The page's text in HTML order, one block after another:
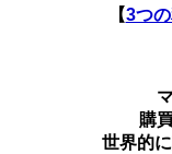
【3つ
購
世界的